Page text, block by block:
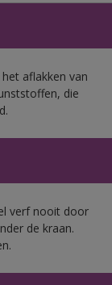
aflakken van
die
verf nooit door
de kraan.